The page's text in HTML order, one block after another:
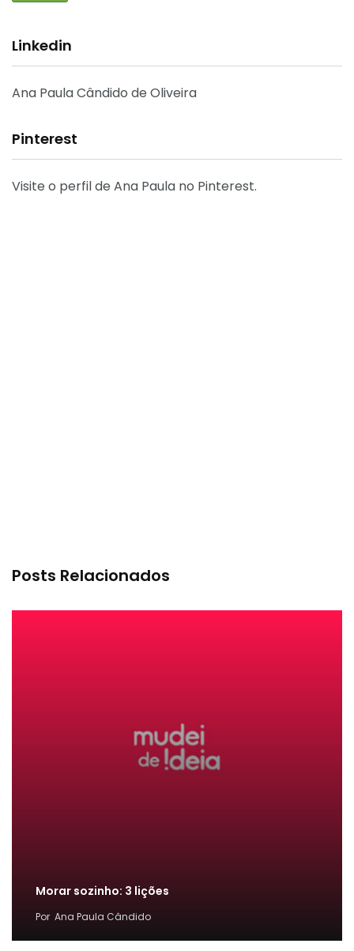
Linkedin
Ana Paula Cândido de Oliveira
Pinterest
Visite o perfil de Ana Paula no Pinterest.
Posts Relacionados
Morar sozinho: 3 lições
Por Ana Paula Cândido